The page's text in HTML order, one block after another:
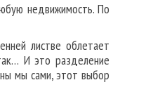
недвижимость. По
листве облетает
И это разделение
мы сами, этот выбор